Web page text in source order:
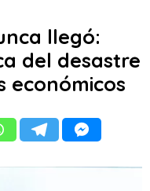
llegó:
del desastre
económicos